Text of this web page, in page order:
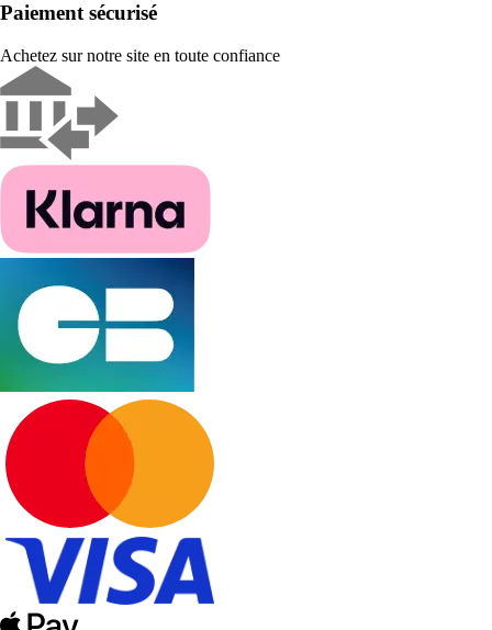
Paiement sécurisé
Achetez sur notre site en toute confiance